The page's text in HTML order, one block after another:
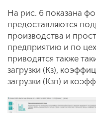
На рис. 6 показана
предоставляются
производства и
предприятию и по
приводятся также
загрузки (Кз),
загрузки (Кзп) и